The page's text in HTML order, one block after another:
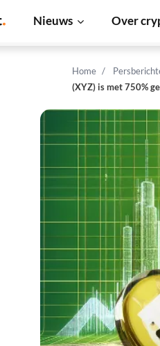
Nieuws Over
Home
(XYZ) is met 750%